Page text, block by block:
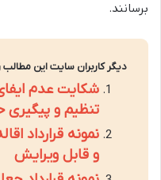
برسانند.
دیگر کاربران سایت این
شکایت عدم
تنظیم و پیگیری
و قابل ویرایش